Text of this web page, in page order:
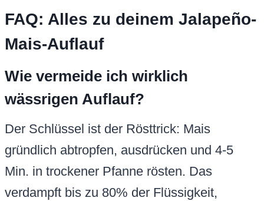
FAQ: Alles zu deinem Jalapeño-
Mais-Auflauf
Wie vermeide ich wirklich
wässrigen Auflauf?
Der Schlüssel ist der Rösttrick: Mais
gründlich abtropfen, ausdrücken und 4-5
Min. in trockener Pfanne rösten. Das
verdampft bis zu 80% der Flüssigkeit,